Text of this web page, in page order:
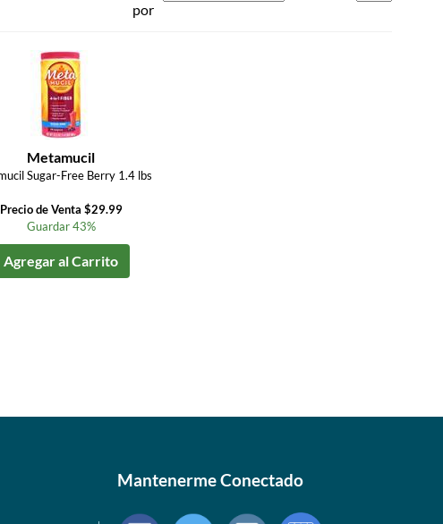
por
Metamucil
Sugar-Free Berry 1.4 lbs
Precio de Venta $29.99
Guardar 43%
Agregar al Carrito
Mantenerme Conectado